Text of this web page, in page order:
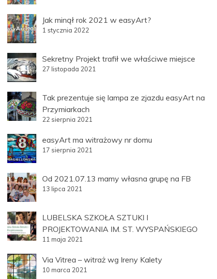
Jak minął rok 2021 w easyArt?
1 stycznia 2022
Sekretny Projekt trafił we właściwe miejsce
27 listopada 2021
Tak prezentuje się lampa ze zjazdu easyArt na
Przymiarkach
22 sierpnia 2021
easyArt ma witrażowy nr domu
17 sierpnia 2021
Od 2021.07.13 mamy własna grupę na FB
13 lipca 2021
LUBELSKA SZKOŁA SZTUKI I
PROJEKTOWANIA IM. ST. WYSPAŃSKIEGO
11 maja 2021
Via Vitrea – witraż wg Ireny Kalety
10 marca 2021